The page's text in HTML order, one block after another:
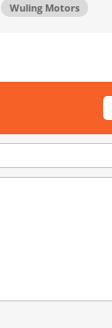
Wuling Motors